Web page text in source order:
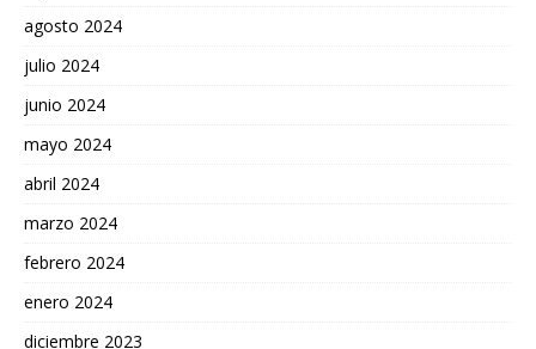
agosto 2024
julio 2024
junio 2024
mayo 2024
abril 2024
marzo 2024
febrero 2024
enero 2024
diciembre 2023